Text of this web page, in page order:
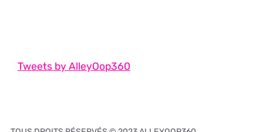
Tweets by AlleyOop360